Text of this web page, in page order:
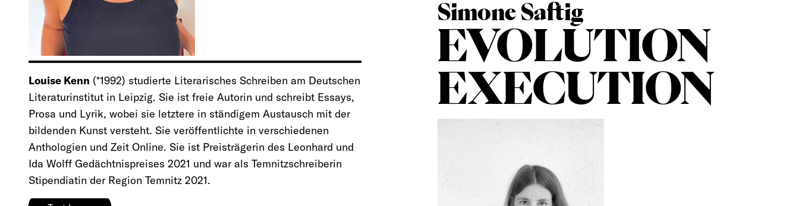
Louise Kenn (*1992) studierte Literarisches Schreiben am Deutschen
Literaturinstitut in Leipzig. Sie ist freie Autorin und schreibt Essays,
Prosa und Lyrik, wobei sie letztere in ständigem Austausch mit der
bildenden Kunst versteht. Sie veröffentlichte in verschiedenen
Anthologien und Zeit Online. Sie ist Preisträgerin des Leonhard und
Ida Wolff Gedächtnispreises 2021 und war als Temnitzschreiberin
Stipendiatin der Region Temnitz 2021.
Simone Saftig
EVOLUTION
EXECUTION